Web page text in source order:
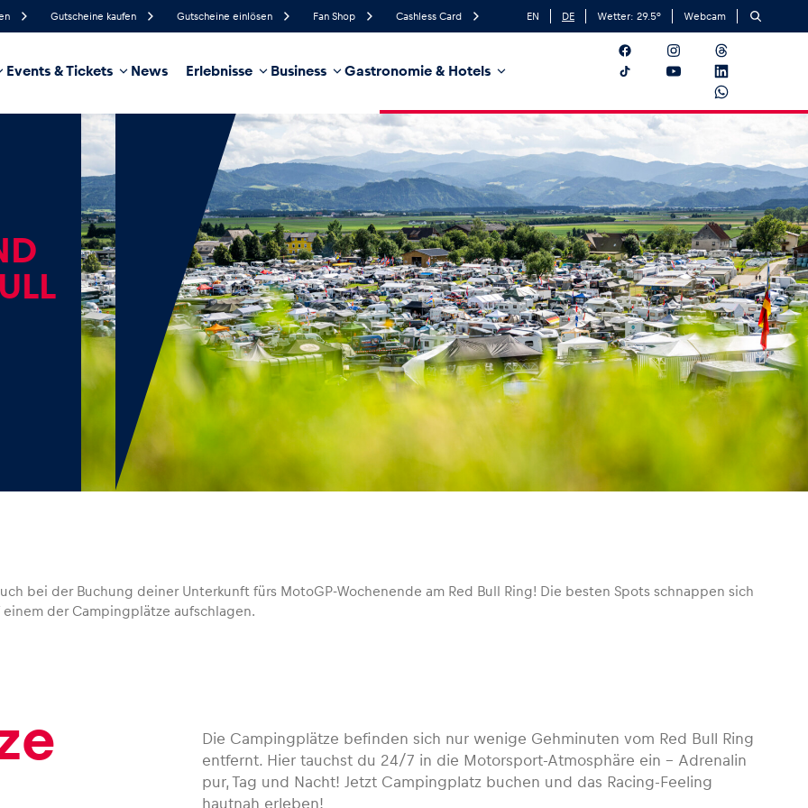
Gutscheine kaufen Gutscheine einlösen Fan Shop Cashless Card EN DE Wetter: 29.5° Webcam
Events & Tickets News Erlebnisse Business Gastronomie & Hotels
Regenwahrscheinlichkeit
Ost
Windrichtung
Business
bei der Buchung deiner Unterkunft fürs MotoGP-Wochenende am Red Bull Ring! Die besten Spots schnappen sich
der Campingplätze aufschlagen.
Die Campingplätze befinden sich nur wenige Gehminuten vom Red Bull Ring
entfernt. Hier tauchst du 24/7 in die Motorsport-Atmosphäre ein – Adrenalin
pur, Tag und Nacht! Jetzt Campingplatz buchen und das Racing-Feeling
hautnah erleben!